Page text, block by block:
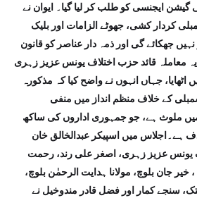
گیشن ایجنسی کو طلب کر لیا گیا۔ ایوان نے
کردار کشی، جھوٹے الزامات اور بلیک
جھکائے گی اور ذمہ دار عناصر کو قانون
معاملہ قائد حزب اختلاف یونس عزیز زہری
اٹھایا، جہاں انہوں نے واضح کیا کہ مذکورہ
کے خلاف منظم انداز میں منفی
میں ملوث ہے، جو جمہوری اداروں کی ساکھ
ہے۔اجلاس میں اسپیکر عبدالخالق خان
یونس عزیز زہری، اصغر علی رند، رحمت
جان بلوچ، مولانا ہدایت الرحمٰن بلوچ،
سنجے کمار اور فضل قادر مندوخیل نے